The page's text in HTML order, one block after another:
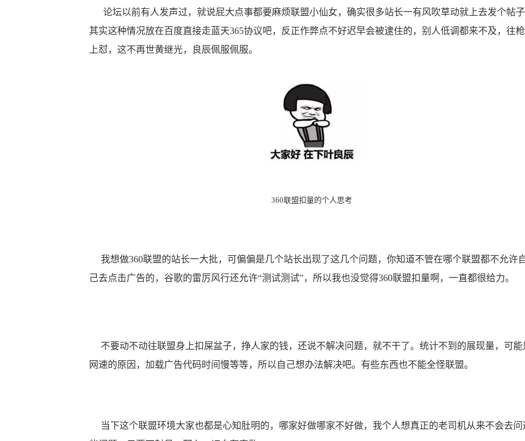
论坛以前有人发声过，就说屁大点事都要麻烦联盟小仙女，确实很多站长一有风吹草动就上去发个帖
其实这种情况放在百度直接走蓝天365协议吧，反正作弊点不好迟早会被逮住的，别人低调都来不及，往
上怼，这不再世黄继光，良辰佩服佩服。
360联盟扣量的个人思考
我想做360联盟的站长一大批，可偏偏是几个站长出现了这几个问题，你知道不管在哪个联盟都不允许
己去点击广告的，谷歌的雷厉风行还允许“测试测试”，所以我也没觉得360联盟扣量啊，一直都很给力。
不要动不动往联盟身上扣屎盆子，挣人家的钱，还说不解决问题，就不干了。统计不到的展现量，可能
网速的原因，加载广告代码时间慢等等，所以自己想办法解决吧。有些东西也不能全怪联盟。
当下这个联盟环境大家也都是心知肚明的，哪家好做哪家不好做，我个人想真正的老司机从来不会去问